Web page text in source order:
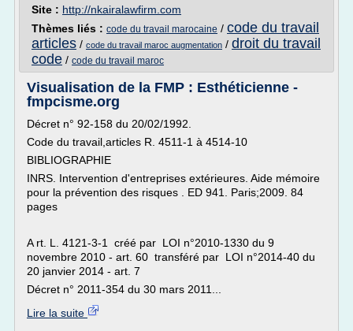
Site : http://nkairalawfirm.com
Thèmes liés : code du travail marocaine / code du travail
articles / code du travail maroc augmentation / droit du travail
code / code du travail maroc
Visualisation de la FMP : Esthéticienne -
fmpcisme.org
Décret n° 92-158 du 20/02/1992.
Code du travail,articles R. 4511-1 à 4514-10
BIBLIOGRAPHIE
INRS. Intervention d'entreprises extérieures. Aide mémoire
pour la prévention des risques . ED 941. Paris;2009. 84
pages
A rt. L. 4121-3-1 créé par LOI n°2010-1330 du 9
novembre 2010 - art. 60 transféré par LOI n°2014-40 du
20 janvier 2014 - art. 7
Décret n° 2011-354 du 30 mars 2011...
Lire la suite